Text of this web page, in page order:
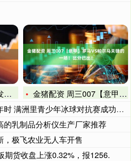
金猪配资 周三007【意甲】罗马VS帕尔马关键的一场！比分已
满洲里青少年冰球对抗赛成功举办
的乳制品分析仪生产厂家推荐
极飞农业无人车开售
期货收盘上涨0.32%，报1256.